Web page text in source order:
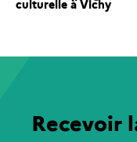
culturelle à Vichy
Recevoir